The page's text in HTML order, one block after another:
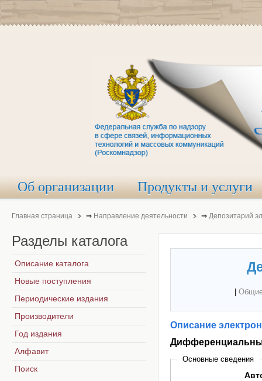
Об организации Продукты и услуги
Главная страница ⇒ Направление деятельности ⇒ Депозитарий
Описание
Основные сведения
Разделы каталога
Описание каталога
Новые поступления
Периодические издания
Производители
Год издания
Алфавит
Поиск